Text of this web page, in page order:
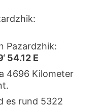
Pazardzhik:
54.12 E
4696 Kilometer
es rund 5322